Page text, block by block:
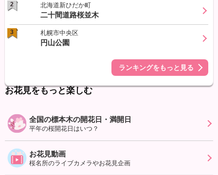
2 北海道新ひだか町
二十間道路桜並木
3 札幌市中央区
円山公園
ランキングをもっと見る
お花見をもっと楽しむ
全国の標本木の開花日・満開日
平年の桜開花日はいつ？
お花見動画
桜名所のライブカメラやお花見企画